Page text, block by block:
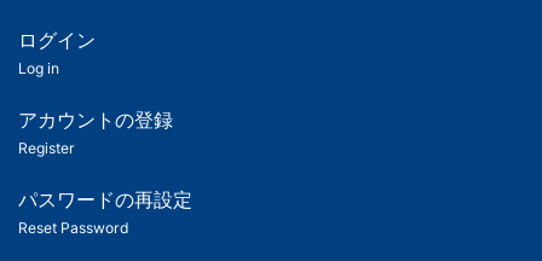
ツ
匿
名
ユ
ー
ログイン
Log in
アカウントの登録
Register
パスワードの再設定
Reset Password